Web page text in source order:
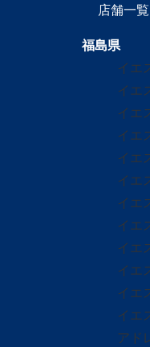
店舗一覧
福島県
イエ
イエ
イエ
イエ
イエ
イエ
イエ
イエ
イエ
イエ
イエ
イエ
アド